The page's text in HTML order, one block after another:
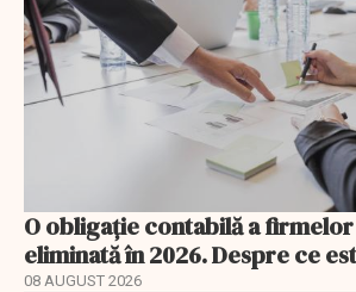
O obligație contabilă a
eliminată în 2026. Despre ce
08 AUGUST 2026